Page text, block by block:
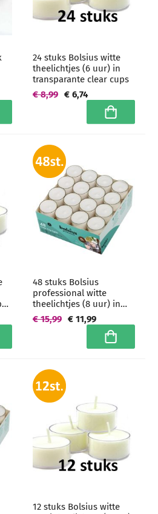
24 stuks Bolsius witte
theelichtjes (6 uur) in
transparante clear cups
€ 6,74
€ 8,99
In
-
48 stuks Bolsius
professional witte
theelichtjes (8 uur) in
transparante clear cups
€ 11,99
€ 15,99
In
12 stuks Bolsius witte